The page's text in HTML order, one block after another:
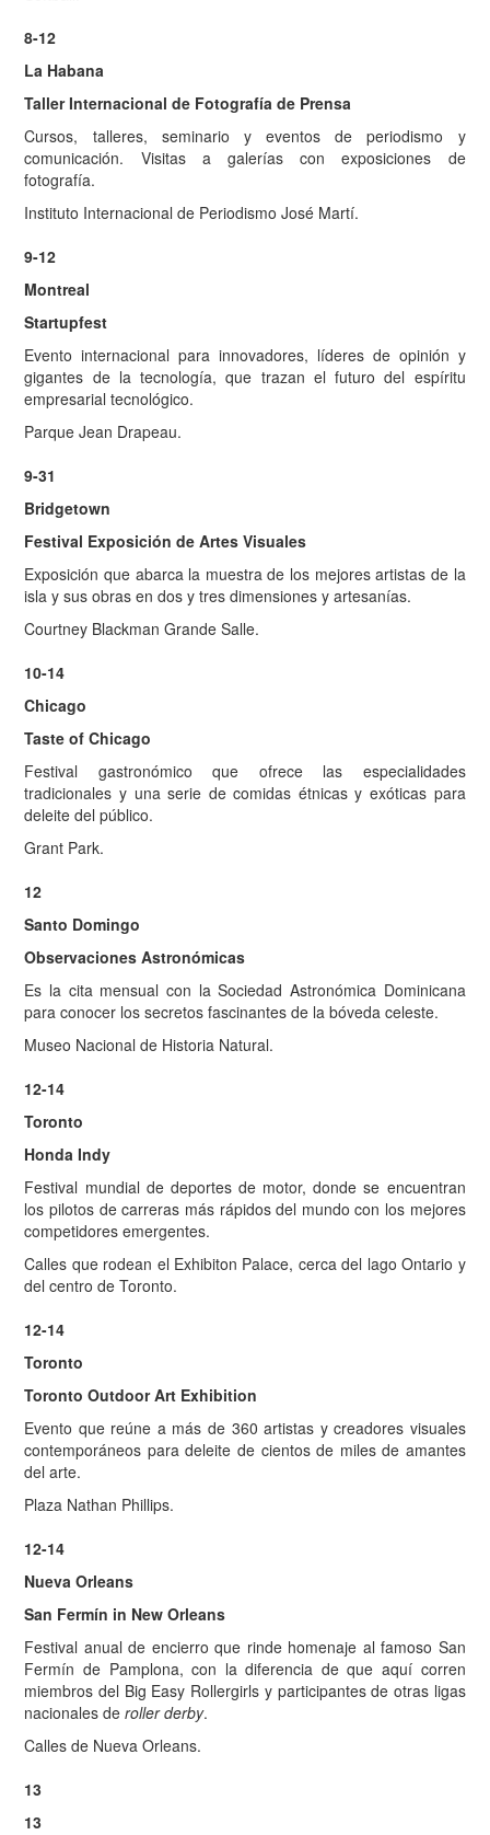
8-12
La Habana
Taller Internacional de Fotografía de Prensa
Cursos, talleres, seminario y eventos de periodismo y
comunicación. Visitas a galerías con exposiciones de
fotografía.
Instituto Internacional de Periodismo José Martí.
9-12
Montreal
Startupfest
Evento internacional para innovadores, líderes de opinión y
gigantes de la tecnología, que trazan el futuro del espíritu
empresarial tecnológico.
Parque Jean Drapeau.
9-31
Bridgetown
Festival Exposición de Artes Visuales
Exposición que abarca la muestra de los mejores artistas de la
isla y sus obras en dos y tres dimensiones y artesanías.
Courtney Blackman Grande Salle.
10-14
Chicago
Taste of Chicago
Festival gastronómico que ofrece las especialidades
tradicionales y una serie de comidas étnicas y exóticas para
deleite del público.
Grant Park.
12
Santo Domingo
Observaciones Astronómicas
Es la cita mensual con la Sociedad Astronómica Dominicana
para conocer los secretos fascinantes de la bóveda celeste.
Museo Nacional de Historia Natural.
12-14
Toronto
Honda Indy
Festival mundial de deportes de motor, donde se encuentran
los pilotos de carreras más rápidos del mundo con los mejores
competidores emergentes.
Calles que rodean el Exhibiton Palace, cerca del lago Ontario y
del centro de Toronto.
12-14
Toronto
Toronto Outdoor Art Exhibition
Evento que reúne a más de 360 artistas y creadores visuales
contemporáneos para deleite de cientos de miles de amantes
del arte.
Plaza Nathan Phillips.
12-14
Nueva Orleans
San Fermín in New Orleans
Festival anual de encierro que rinde homenaje al famoso San
Fermín de Pamplona, con la diferencia de que aquí corren
miembros del Big Easy Rollergirls y participantes de otras ligas
nacionales deroller derby.
Calles de Nueva Orleans.
13
13